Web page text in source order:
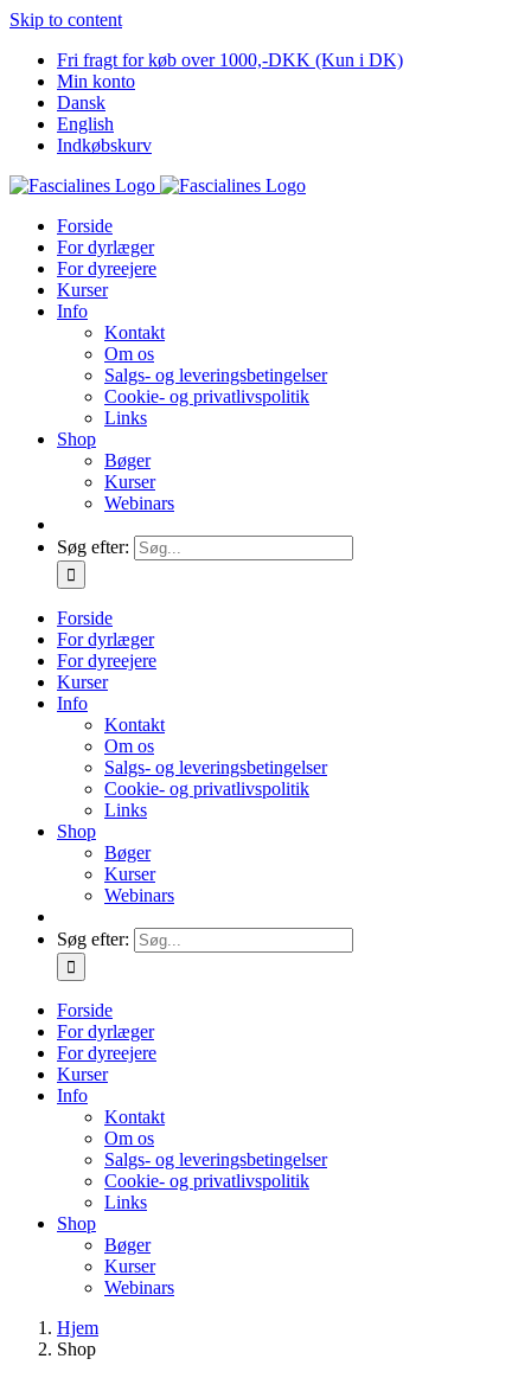
Skip to content
Fri fragt for køb over 1000,-DKK (Kun i DK)
Min konto
Dansk
English
Indkøbskurv
Forside
For dyrlæger
For dyreejere
Kurser
Info
Kontakt
Om os
Salgs- og leveringsbetingelser
Cookie- og privatlivspolitik
Links
Shop
Bøger
Kurser
Webinars
Søg efter:
Forside
For dyrlæger
For dyreejere
Kurser
Info
Kontakt
Om os
Salgs- og leveringsbetingelser
Cookie- og privatlivspolitik
Links
Shop
Bøger
Kurser
Webinars
Søg efter:
Forside
For dyrlæger
For dyreejere
Kurser
Info
Kontakt
Om os
Salgs- og leveringsbetingelser
Cookie- og privatlivspolitik
Links
Shop
Bøger
Kurser
Webinars
Hjem
Shop